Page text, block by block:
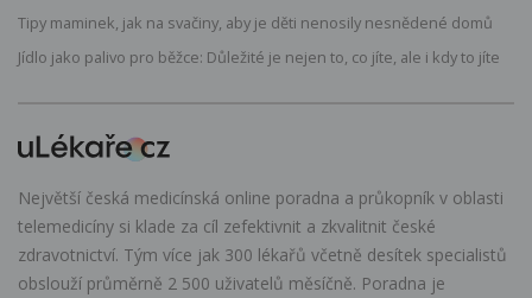
Tipy maminek, jak na svačiny, aby je děti nenosily nesnědené domů
Jídlo jako palivo pro běžce: Důležité je nejen to, co jíte, ale i kdy to jíte
Největší česká medicínská online poradna a průkopník v oblasti
telemedicíny si klade za cíl zefektivnit a zkvalitnit české
zdravotnictví. Tým více jak 300 lékařů včetně desítek specialistů
obslouží průměrně 2 500 uživatelů měsíčně. Poradna je